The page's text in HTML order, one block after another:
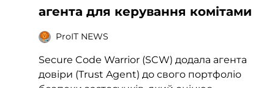
агента для керування комітами
ProIT NEWS
Secure Code Warrior (SCW) додала агента
довіри (Trust Agent) до свого портфоліо